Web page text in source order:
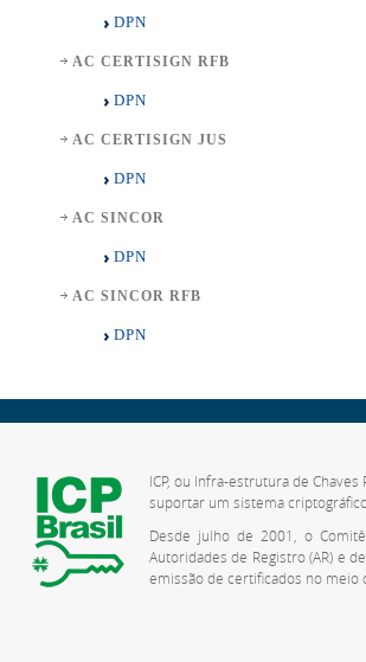
DPN
AC CERTISIGN RFB
DPN
AC CERTISIGN JUS
DPN
AC SINCOR
DPN
AC SINCOR RFB
DPN
ICP, ou Infra-estrutura de
suportar um sistema
Desde julho de 2001, o
Autoridades de Registro (AR) e
emissão de certificados no meio